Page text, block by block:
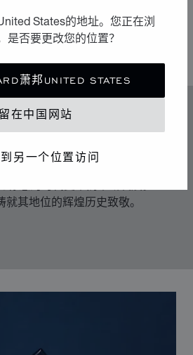
States的地址。您正在浏
是否要更改您的位置？
萧邦UNITED STATES
留在中国网站
另一个位置访问
出的自由与光明令人不禁扬起迷人
的微笑。
石
其地位的辉煌历史致敬。